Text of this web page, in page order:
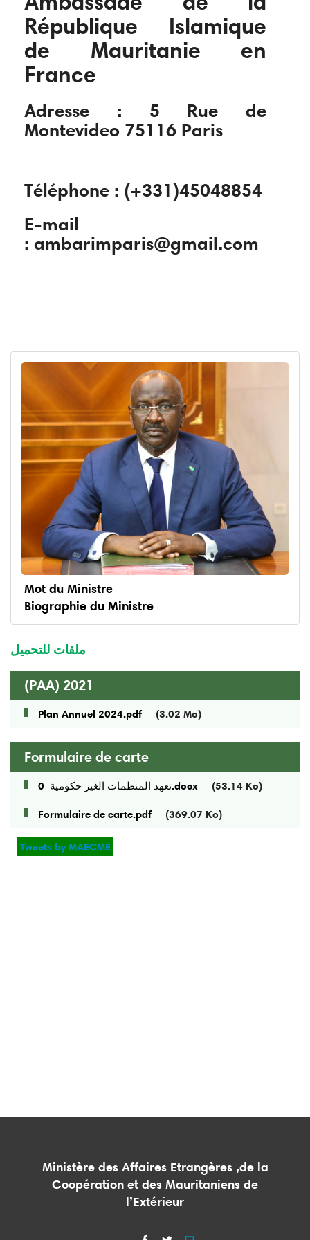
menu
ministre
Mot du Ministre
Biographie du Ministre
ملفات للتحميل
(PAA) 2021
Plan Annuel 2024.pdf (3.02 Mo)
Formulaire de carte
تعهد المنظمات الغير حكومية_0.docx (53.14 Ko)
Formulaire de carte.pdf (369.07 Ko)
Tweets by MAECME
République Islamique
de Mauritanie en
France
Adresse : 5 Rue de
Montevideo 75116 Paris
Téléphone : (+331)45048854
E-mail
: ambarimparis@gmail.com
Ministère des Affaires Etrangères ,de la
Coopération et des Mauritaniens de
l’Extérieur